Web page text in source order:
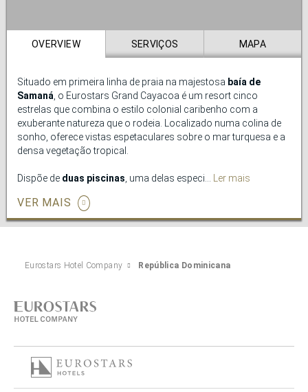
OVERVIEW SERVIÇOS MAPA
Situado em primeira linha de praia na majestosa baía de
Samaná , o Eurostars Grand Cayacoa é um resort cinco
estrelas que combina o estilo colonial caribenho com a
exuberante natureza que o rodeia. Localizado numa colina de
sonho, oferece vistas espetaculares sobre o mar turquesa e a
densa vegetação tropical.
Dispõe de duas piscinas , uma delas especialmente concebida
pode contemplar a paisagem deslumbrante que envolve o
resort. Pode também aceder diretamente à praia através de um
banquetes e eventos. Os seus restaurantes, cada um
especializado em cozinha de diferentes regiões do mundo,
destino ideal para desfrutar da essência pura do Caribe com
todo o conforto à sua disposição.
Ler mais
VER MAIS
Eurostars Hotel Company República Dominicana